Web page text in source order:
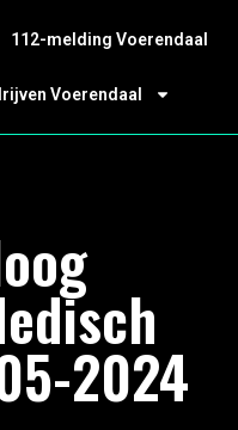
112-melding Voerendaal
Voerendaal
2024